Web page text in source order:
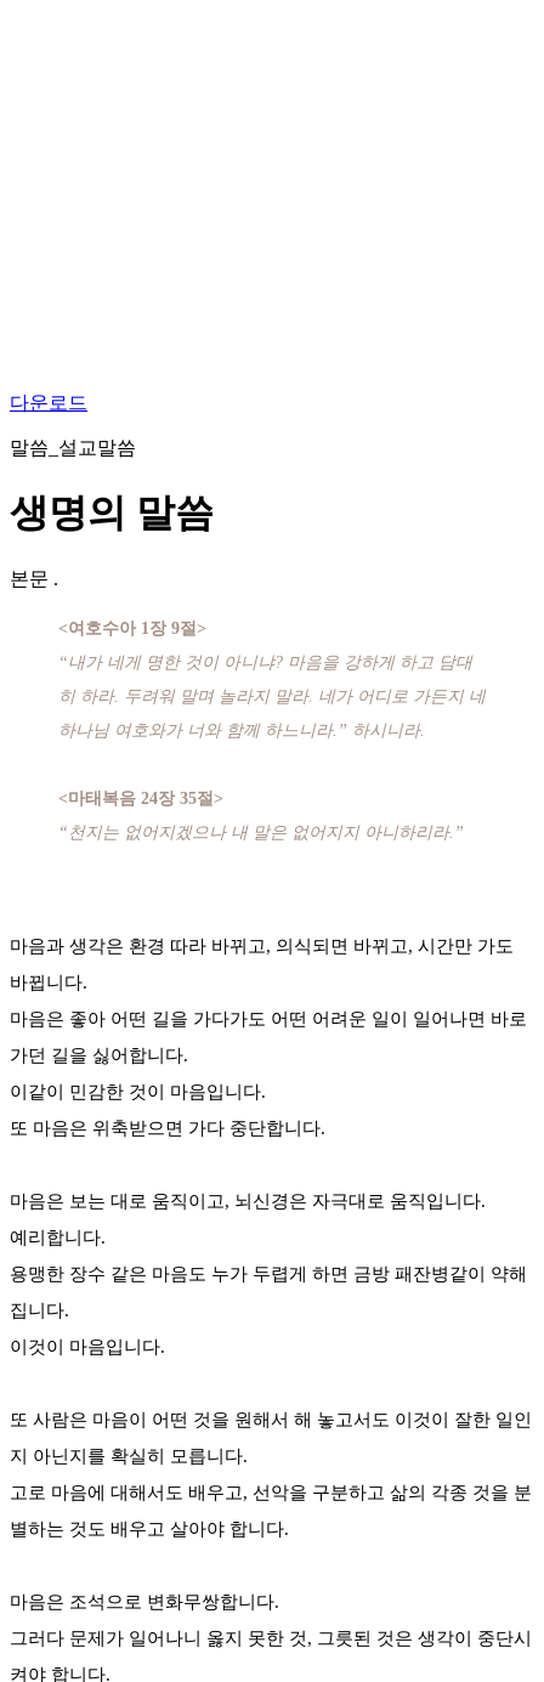
다운로드
말씀_설교말씀
생명의 말씀
본문 .
<여호수아 1장 9절>
“내가 네게 명한 것이 아니냐? 마음을 강하게 하고 담대
히 하라. 두려워 말며 놀라지 말라. 네가 어디로 가든지 네
하나님 여호와가 너와 함께 하느니라.” 하시니라.
<마태복음 24장 35절>
“천지는 없어지겠으나 내 말은 없어지지 아니하리라.”
마음과 생각은 환경 따라 바뀌고, 의식되면 바뀌고, 시간만 가도
바뀝니다.
마음은 좋아 어떤 길을 가다가도 어떤 어려운 일이 일어나면 바로
가던 길을 싫어합니다.
이같이 민감한 것이 마음입니다.
또 마음은 위축받으면 가다 중단합니다.
마음은 보는 대로 움직이고, 뇌신경은 자극대로 움직입니다.
예리합니다.
용맹한 장수 같은 마음도 누가 두렵게 하면 금방 패잔병같이 약해
집니다.
이것이 마음입니다.
또 사람은 마음이 어떤 것을 원해서 해 놓고서도 이것이 잘한 일인
지 아닌지를 확실히 모릅니다.
고로 마음에 대해서도 배우고, 선악을 구분하고 삶의 각종 것을 분
별하는 것도 배우고 살아야 합니다.
마음은 조석으로 변화무쌍합니다.
그러다 문제가 일어나니 옳지 못한 것, 그릇된 것은 생각이 중단시
켜야 합니다.